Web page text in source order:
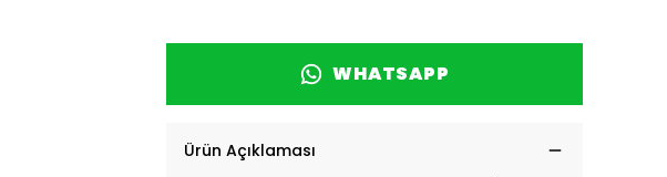
WHATSAPP
Ürün Açıklaması